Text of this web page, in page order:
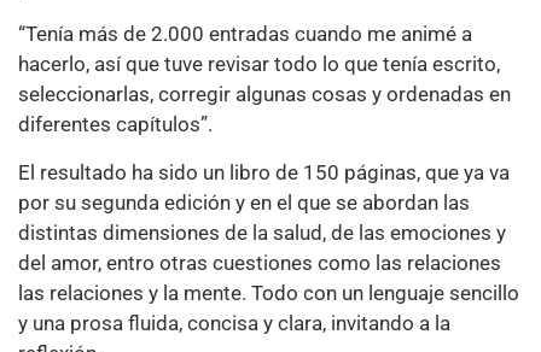
“Tenía más de 2.000 entradas cuando me animé a
hacerlo, así que tuve revisar todo lo que tenía escrito,
seleccionarlas, corregir algunas cosas y ordenadas en
diferentes capítulos”.
El resultado ha sido un libro de 150 páginas, que ya va
por su segunda edición y en el que se abordan las
distintas dimensiones de la salud, de las emociones y
del amor, entro otras cuestiones como las relaciones
las relaciones y la mente. Todo con un lenguaje sencillo
y una prosa fluida, concisa y clara, invitando a la